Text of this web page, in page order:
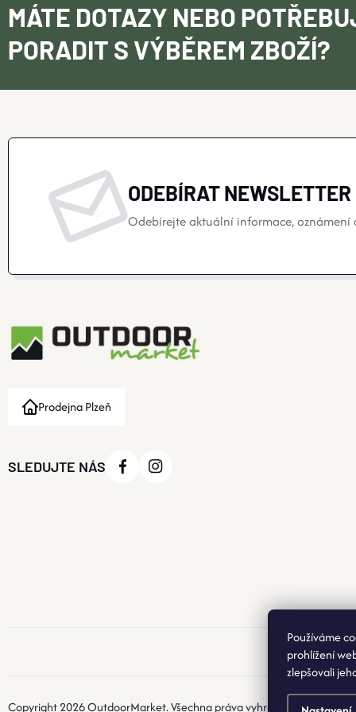
Používáme
prohlížení
zlepšovali
MÁTE DOTAZY NEBO
PORADIT S VÝBĚREM ZBOŽÍ?
ODEBÍRAT NEWSLETTER
Odebírejte aktuální informace, oznámení
Prodejna Plzeň
SLEDUJTE NÁS
Copyright 2026OutdoorMarket. Všechna práva vyhrazena.